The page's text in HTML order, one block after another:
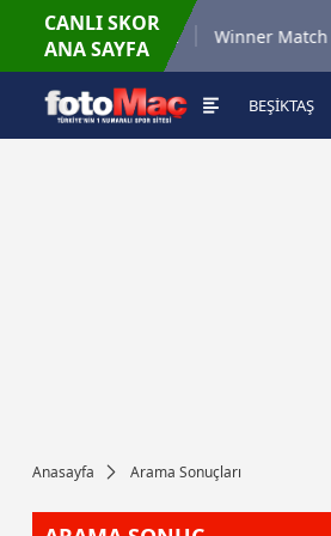
CANLI SKOR
ANA SAYFA
Winner Match 12 Winner Match 2
BEŞİKTAŞ
Anasayfa Arama Sonuçları